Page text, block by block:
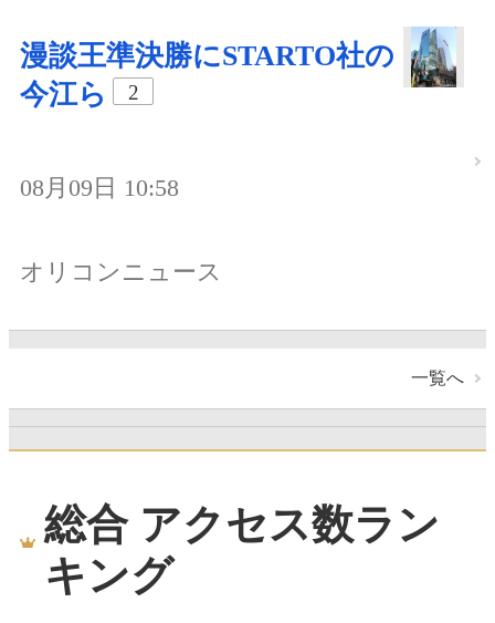
漫談王準決勝にSTARTO社の
今江ら
2
08月09日 10:58
オリコンニュース
一覧へ
総合 アクセス数ラン
キング